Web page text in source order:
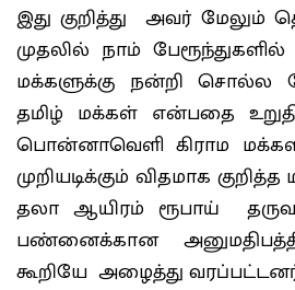
இது குறித்து அவர் மேலும்
முதலில் நாம்
மக்களுக்கு நன்றி சொல்ல
தமிழ் மக்கள் என்பதை
பொன்னாவெளி கிராம
முறியடிக்கும் விதமாக
தலா ஆயிரம் ரூபாய்
பண்னைக்கான
கூறியே அழைத்து